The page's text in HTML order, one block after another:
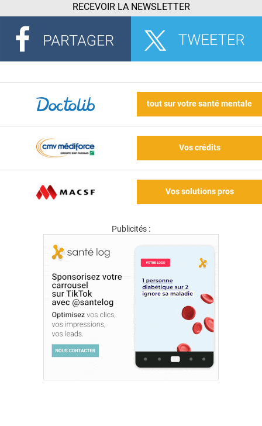
RECEVOIR LA NEWSLETTER
tout sur votre santé mentale
Vos crédits
Vos solutions pros
Publicités :